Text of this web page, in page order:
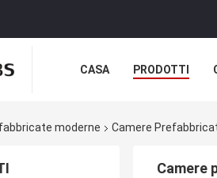
CASA PRODOTTI
moderne Camere
Camere